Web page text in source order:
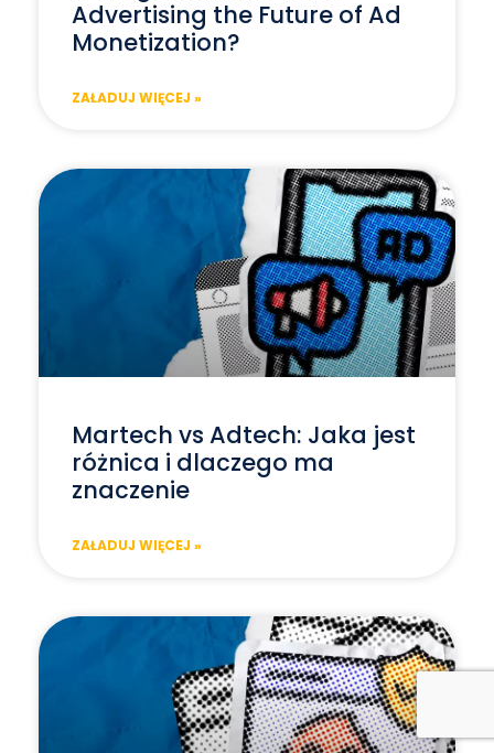
Advertising the Future of Ad
Monetization?
ZAŁADUJ WIĘCEJ »
Martech vs Adtech: Jaka jest
różnica i dlaczego ma
znaczenie
ZAŁADUJ WIĘCEJ »